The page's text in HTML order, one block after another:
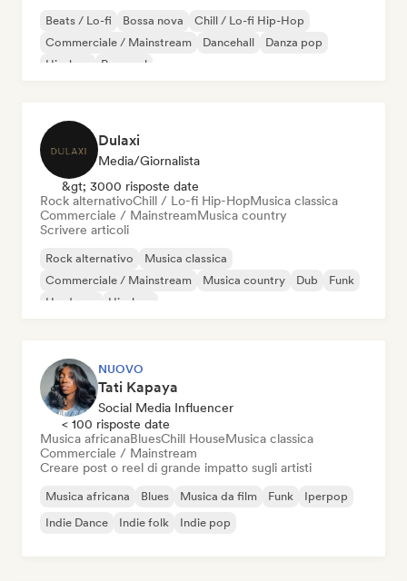
Beats / Lo-fi Bossa nova
Chill / Lo-fi Hip-Hop
Commerciale / Mainstream
Dancehall
Danza pop
Hip-hop
Pop soul
Dulaxi
Media/Giornalista
&gt; 3000 risposte date
Rock alternativoChill / Lo-fi Hip-HopMusica classica
Commerciale / MainstreamMusica country
Scrivere articoli
Rock alternativo
Musica classica
Commerciale / Mainstream
Musica country Dub
Funk
Hardcore
Hip-hop
NUOVO
Tati Kapaya
Social Media Influencer
< 100 risposte date
Musica africanaBluesChill HouseMusica classica
Commerciale / Mainstream
Creare post o reel di grande impatto sugli artisti
Musica africana Blues Musica da film Funk
Iperpop
Indie Dance
Indie folk Indie pop